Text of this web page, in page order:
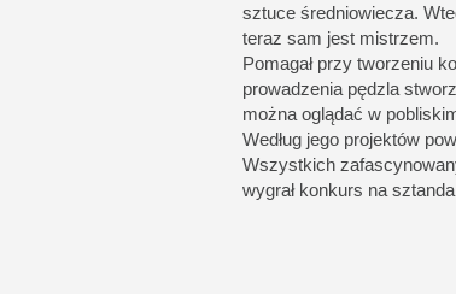
sztuce średniowiecza.
teraz sam jest mistrzem.
Pomagał przy tworzeniu
prowadzenia pędzla
można oglądać w
Według jego projektów
Wszystkich
wygrał konkurs na